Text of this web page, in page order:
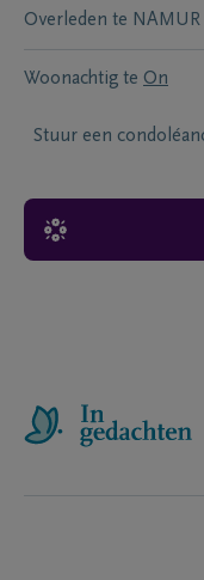
Overleden te NAMUR
Woonachtig te On
Stuur een